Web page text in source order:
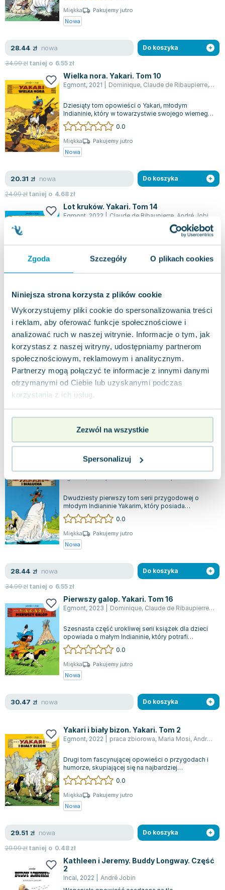
Zgoda Szczegóły O plikach cookies
Niniejsza strona korzysta z plików cookie
Wykorzystujemy pliki cookie do spersonalizowania treści
i reklam, aby oferować funkcje społecznościowe i
analizować ruch w naszej witrynie. Informacje o tym, jak
korzystasz z naszej witryny, udostępniamy partnerom
społecznościowym, reklamowym i analitycznym.
Partnerzy mogą połączyć te informacje z innymi danymi
otrzymanymi od Ciebie lub uzyskanymi podczas
korzystania z ich usług.
Zezwól na wszystkie
Spersonalizuj
Miękka
Pakujemy jutro
Nowa
28.44 zł nowa
34.99złtaniej o 6.55zł
Do koszyka
Wielka nora. Yakari. Tom 10
Egmont, 2021 Dominique, Claude de Ribaupierre,
Dziesiąty tom opowieści o Yakari, młodym
Indianinie, który w towarzystwie swojego wiernego
konia, Małego Pioruna, nawiązuje wyjątk...
0.0
Miękka
Pakujemy jutro
Nowa
20.31 zł nowa
24.99złtaniej o 4.68zł
Do koszyka
Lot kruków. Yakari. Tom 14
Egmont 2022 | Claude de Ribaupierre André Jobin
Tom czternasty serii o małym Indianinie, który
rozumie mowę zwierząt, przedstawia fascynujące
0.0
Miękka
Pakujemy jutro
30.47zł nowa Do koszyka
Demon lasu. Yakari. Tom 20
Egmont,2024| praca zbiorowa,André Jobin,Dominique
Dwudziesty tom przygód Yakariego, młodego
Indianina, który potrafi rozmawiać ze zwierzętami,
oraz jego wiernego konia Małego Pioru...
0.0
28.44zł nowa Do koszyka
Egmont,2025| André Jobin,Dominique
Dwudziesty pierwszy tom serii przygodowej o
młodym Indianinie Yakarim, który posiada
niezwykłą zdolność rozmawiania ze zwierzętami...
0.0
Miękka
Pakujemy jutro
Nowa
28.44 zł nowa
34.99złtaniej o 6.55zł
Do koszyka
Pierwszy galop. Yakari. Tom 16
Egmont, 2023 Dominique, Claude de Ribaupierre,
Szesnasta część urokliwej serii książek dla dzieci
opowiada o małym Indianinie, który potrafi
porozumiewać się z zwierzętami, oraz...
0.0
Miękka
Pakujemy jutro
Nowa
30.47 zł nowa Do koszyka
Yakari i biały bizon. Yakari. Tom 2
Egmont, 2022 praca zbiorowa, Maria Mosi, André Jobin
Drugi tom fascynującej opowieści o przygodach i
humorze, skupiającej się na najbardziej
rozpoznawalnym indiańskim bohaterze komiks...
0.0
Miękka
Pakujemy jutro
Nowa
29.51 zł nowa
29.99złtaniej o 0.48zł
Do koszyka
Kathleen i Jeremy. Buddy Longway. Część
2
Incal, 2022
André Jobin